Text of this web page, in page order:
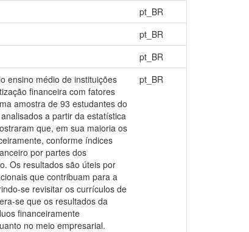
pt_BR
pt_BR
pt_BR
ensino médio de instituições
financeira com fatores
amostra de 93 estudantes do
a partir da estatística
que, em sua maioria os
conforme índices
por partes dos
Os resultados são úteis por
que contribuam para a
se revisitar os currículos de
se que os resultados da
financeiramente
no meio empresarial.
pt_BR